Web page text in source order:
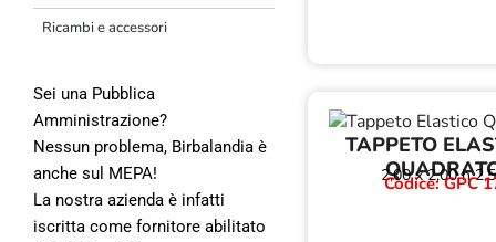
Ricambi e accessori
Sei una Pubblica
Amministrazione?
Nessun problema, Birbalandia è
anche sul MEPA!
La nostra azienda è infatti
iscritta come fornitore abilitato
TAPPETO
2,00 x 2,00 h
Codice: GPC